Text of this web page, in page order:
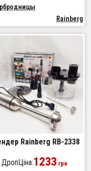
Rainberg
Rainberg RB-2338
ДропЦіна:1233 грн